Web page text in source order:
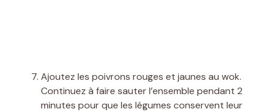
Ajoutez les poivrons rouges et jaunes au wok.
Continuez à faire sauter l’ensemble pendant 2
minutes pour que les légumes conservent leur